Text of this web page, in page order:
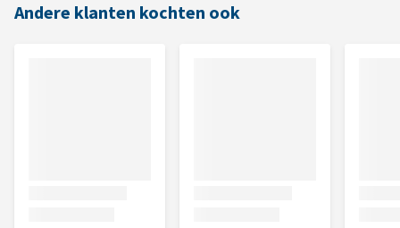
Andere klanten kochten ook